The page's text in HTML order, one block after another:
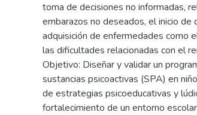
toma de decisiones no informadas,
embarazos no deseados, el inicio de
adquisición de enfermedades como
las dificultades relacionadas con el
Objetivo: Diseñar y validar un
sustancias psicoactivas (SPA) en
de estrategias psicoeducativas y
fortalecimiento de un entorno